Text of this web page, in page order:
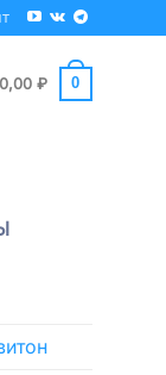
0,00 ₽ 0